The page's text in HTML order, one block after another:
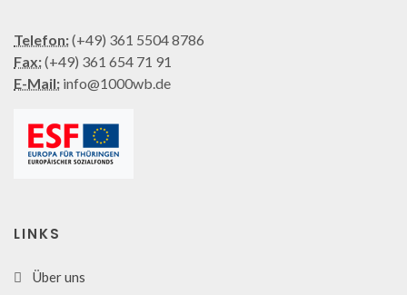
Telefon:(+49) 361 5504 8786
Fax:(+49) 361 654 71 91
E-Mail: info@1000wb.de
LINKS
Über uns